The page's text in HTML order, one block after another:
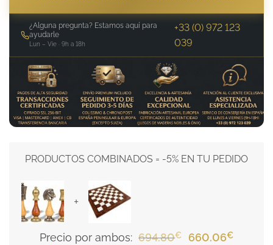
¿Alguna pregunta? Estamos aquí para
ayudarle
Lun – Vie · 9h a 18h
+33 (0) 972 123
039
PRODUCTOS COMBINADOS = -5% EN TU PEDIDO
+
Precio por ambos: 694.80€
El
660.06€El